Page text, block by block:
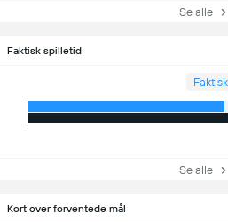
Se alle
Faktisk spilletid
Se alle
Kort over forventede mål